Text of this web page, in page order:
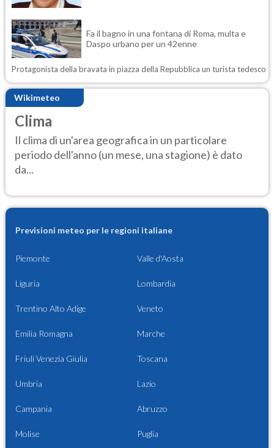
Fa il bagno in una fontana di Roma, multa e
Daspo urbano per un 42enne
Protagonista della bravata in piazza della Repubblica un turista tedesco
Wikimeteo
Clima
Il clima di un'area geografica in un particolare
periodo dell'anno (un mese, una stagione) è dato
da...
Previsioni meteo per le regioni italiane
Piemonte Valle d'Aosta
Liguria Lombardia
Trentino Alto Adige Veneto
Emilia Romagna Marche
Friuli Venezia Giulia Toscana
Umbria Lazio
Campania Abruzzo
Molise Puglia